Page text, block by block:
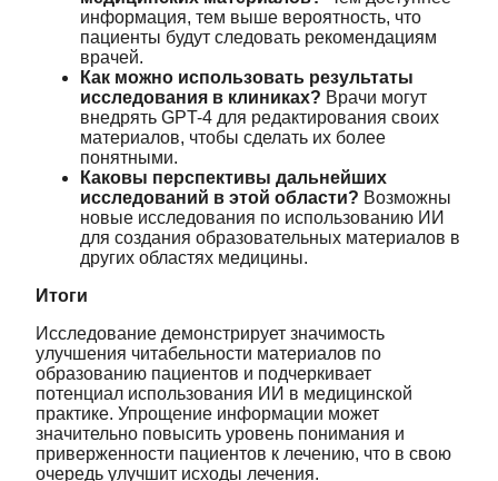
информация, тем выше вероятность, что
пациенты будут следовать рекомендациям
врачей.
Как можно использовать результаты
исследования в клиниках? Врачи могут
внедрять GPT-4 для редактирования своих
материалов, чтобы сделать их более
понятными.
Каковы перспективы дальнейших
исследований в этой области? Возможны
новые исследования по использованию ИИ
для создания образовательных материалов в
других областях медицины.
Итоги
Исследование демонстрирует значимость
улучшения читабельности материалов по
образованию пациентов и подчеркивает
потенциал использования ИИ в медицинской
практике. Упрощение информации может
значительно повысить уровень понимания и
приверженности пациентов к лечению, что в свою
очередь улучшит исходы лечения.